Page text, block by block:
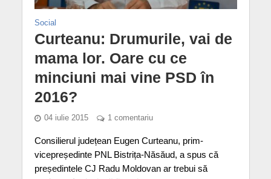
Social
Curteanu: Drumurile, vai de
mama lor. Oare cu ce
minciuni mai vine PSD în
2016?
04 iulie 2015 1 comentariu
Consilierul județean Eugen Curteanu, prim-
vicepreședinte PNL Bistrița-Năsăud, a spus că
președintele CJ Radu Moldovan ar trebui să